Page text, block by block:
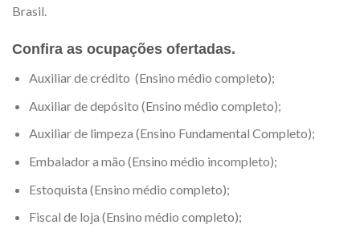
Brasil.
Confira as ocupações ofertadas.
Auxiliar de crédito (Ensino médio completo);
Auxiliar de depósito (Ensino médio completo);
Auxiliar de limpeza (Ensino Fundamental Completo);
Embalador a mão (Ensino médio incompleto);
Estoquista (Ensino médio completo);
Fiscal de loja (Ensino médio completo);